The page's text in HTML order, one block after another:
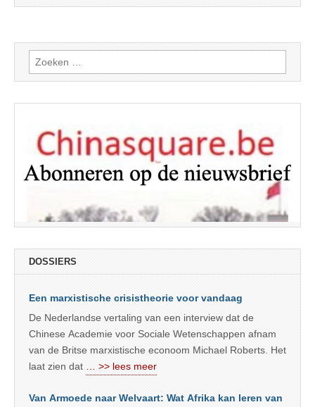
Zoeken
naar:
DOSSIERS
Een marxistische crisistheorie voor vandaag
De Nederlandse vertaling van een interview dat de
Chinese Academie voor Sociale Wetenschappen afnam
van de Britse marxistische econoom Michael Roberts. Het
laat zien dat
… >> lees meer
Van Armoede naar Welvaart: Wat Afrika kan leren van